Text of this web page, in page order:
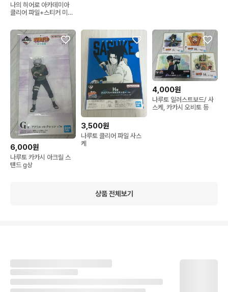
나의 히어로 아카데미아
클리어 파일+스티커 미도
6,000원
나루토 카카시 아크릴 스
탠드 g상
3,500원
나루토 클리어 파일 사스
케
4,000원
나루토 일러스트보드/ 사
스케, 카카시 오비토 등
상품 전체보기